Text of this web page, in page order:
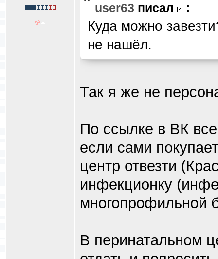
user63 писал :
Куда можно
не нашёл.
Так я же не
По ссылке в ВК
если сами
центр отвезти
инфекционку
многопрофильной
В перинатальном